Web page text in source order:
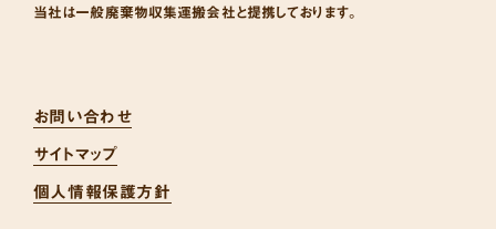
当社は一般廃棄物収集運搬会社と提携しております。
お問い合わせ
サイトマップ
個人情報保護方針